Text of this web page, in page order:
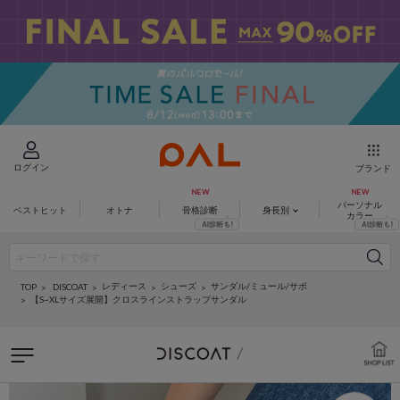
ログイン ブランド
ベストヒット オトナ 骨格診断 身長別
パーソナル
カラー
TOP DISCOAT レディース シューズ
サンダル/ミュール/サボ
【S~XLサイズ展開】クロスラインストラップサンダル